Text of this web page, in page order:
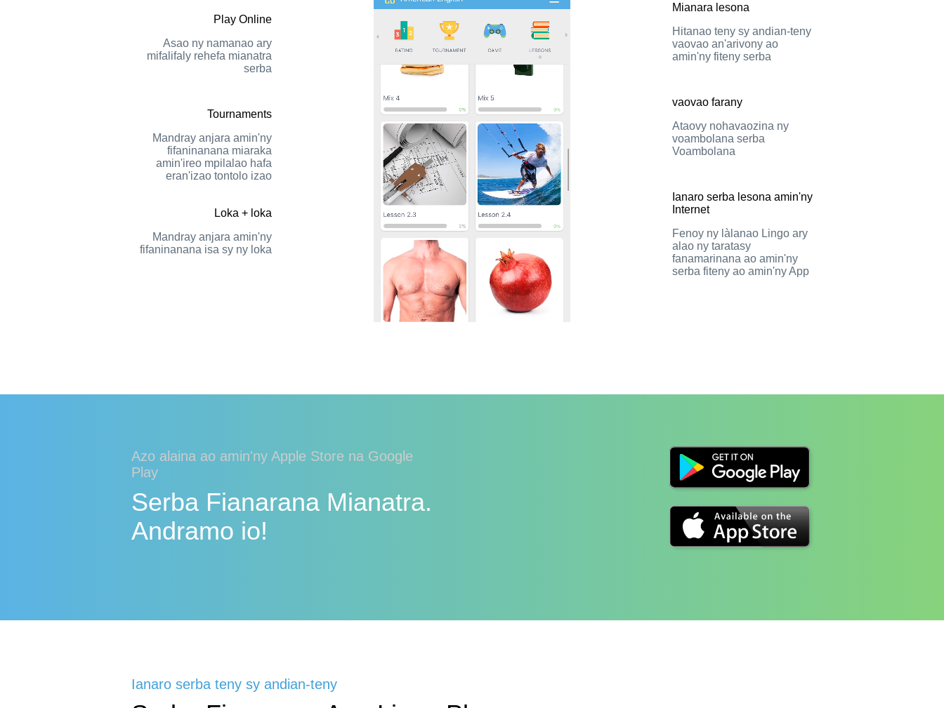
Play Online
Asao ny namanao ary
mifalifaly rehefa mianatra
serba
Tournaments
Mandray anjara amin'ny
fifaninanana miaraka
amin'ireo mpilalao hafa
eran'izao tontolo izao
Loka + loka
Mandray anjara amin'ny
fifaninanana isa sy ny loka
Mianara lesona
Hitanao teny sy andian-teny
vaovao an'arivony ao
amin'ny fiteny serba
vaovao farany
Ataovy nohavaozina ny
voambolana serba
Voambolana
Ianaro serba lesona amin'ny
Internet
Fenoy ny làlanao Lingo ary
alao ny taratasy
fanamarinana ao amin'ny
serba fiteny ao amin'ny App
Azo alaina ao amin'ny Apple Store na Google
Play
Serba Fianarana Mianatra.
Andramo io!
Ianaro serba teny sy andian-teny